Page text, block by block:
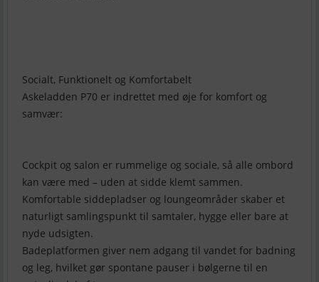
Socialt, Funktionelt og Komfortabelt
Askeladden P70 er indrettet med øje for komfort og
samvær:
Cockpit og salon er rummelige og sociale, så alle ombord
kan være med – uden at sidde klemt sammen.
Komfortable siddepladser og loungeområder skaber et
naturligt samlingspunkt til samtaler, hygge eller bare at
nyde udsigten.
Badeplatformen giver nem adgang til vandet for badning
og leg, hvilket gør spontane pauser i bølgerne til en